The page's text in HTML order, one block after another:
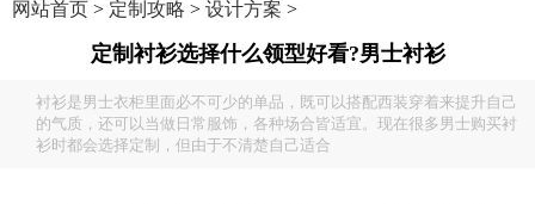
网站首页 > 定制攻略 > 设计方案 >
定制衬衫选择什么领型好看?男士衬衫
衬衫是男士衣柜里面必不可少的单品，既可以搭配西装穿着来提升自己
的气质，还可以当做日常服饰，各种场合皆适宜。现在很多男士购买衬
衫时都会选择定制，但由于不清楚自己适合